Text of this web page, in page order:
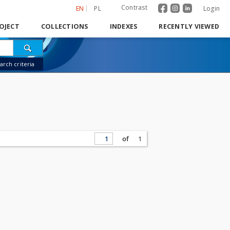
EN PL Contrast Login
COLLECTIONS INDEXES RECENTLY VIEWED
criteria
of 1